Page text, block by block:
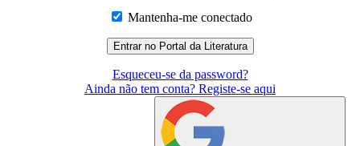
Mantenha-me conectado
Esqueceu-se da password?
Ainda não tem conta? Registe-se aqui